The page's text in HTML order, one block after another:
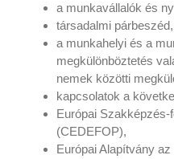
a munkavállalók és
társadalmi párbeszéd,
a munkahelyi és a
megkülönböztetés
nemek közötti
kapcsolatok a
Európai
(CEDEFOP),
Európai Alapítvány